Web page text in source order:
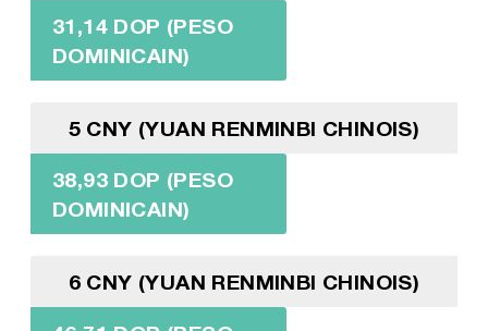
31,14 DOP (PESO
DOMINICAIN)
5 CNY (YUAN RENMINBI CHINOIS)
38,93 DOP (PESO
DOMINICAIN)
6 CNY (YUAN RENMINBI CHINOIS)